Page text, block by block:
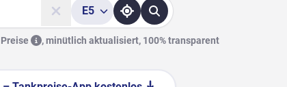
E5
,minütlich aktualisiert, 100% transparent